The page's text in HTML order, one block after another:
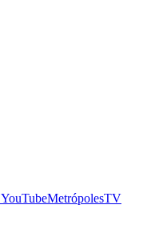
YouTubeMetrópolesTV